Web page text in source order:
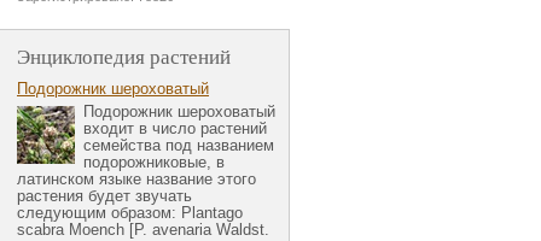
Энциклопедия растений
Подорожник шероховатый
Подорожник шероховатый
входит в число растений
семейства под названием
подорожниковые, в
латинском языке название этого
растения будет звучать
следующим образом: Plantago
scabra Moench [P. avenaria Waldst.